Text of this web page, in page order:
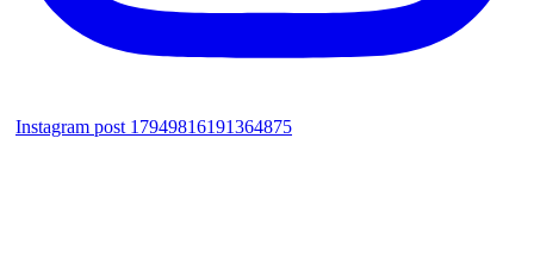
Instagram post 17949816191364875